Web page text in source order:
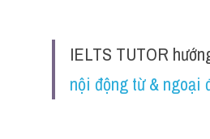
Ngân hàng đề thi máy
Phân biệt từ
IELTS TUTOR
nội động từ & ngoại